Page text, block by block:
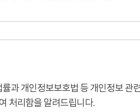
과 개인정보보호법 등 개인정보 관
처리함을 알려드립니다.